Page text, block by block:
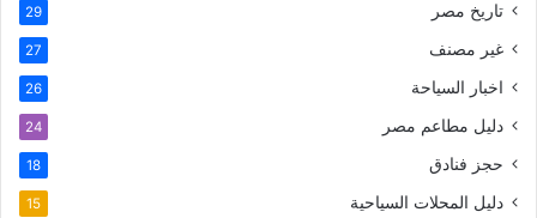
تاريخ مصر 29
غير مصنف 27
اخبار السياحة 26
دليل مطاعم مصر 24
حجز فنادق 18
دليل المحلات السياحية 15